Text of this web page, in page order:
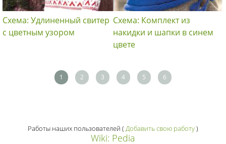
Схема: Удлиненный свитер
с цветным узором
Схема: Комплект из
накидки и шапки в синем
цвете
1 2 3 4 5 6
Работы наших пользователей ( Добавить свою работу)
Wiki: Pedia